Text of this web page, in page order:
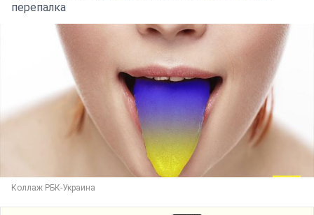
перепалка
Коллаж РБК-Украина